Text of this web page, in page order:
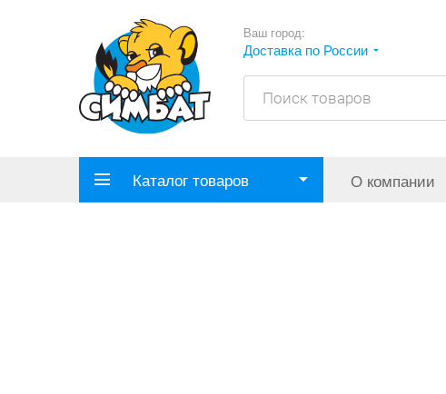
Ваш город:
Доставка по России
Каталог товаров О компании